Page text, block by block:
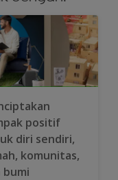
positif
diri sendiri,
komunitas,
bumi